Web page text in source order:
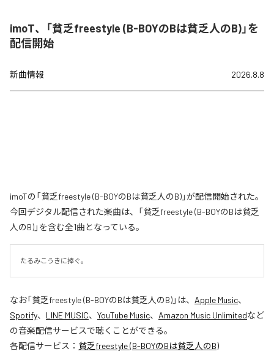
imoT、「貧乏freestyle (B-BOYのBは貧乏人のB)」を
配信開始
新曲情報 2026.8.8
imoTの「貧乏freestyle (B-BOYのBは貧乏人のB)」が配信開始された。
今回デジタル配信された楽曲は、「貧乏freestyle (B-BOYのBは貧乏
人のB)」を含む全1曲となっている。
たるみこうきに捧ぐ。
なお「貧乏freestyle (B-BOYのBは貧乏人のB)」は、 Apple Music、
Spotify、 LINE MUSIC、 YouTube Music、 Amazon Music Unlimitedなど
の音楽配信サービスで聴くことができる。
各配信サービス： 貧乏freestyle (B-BOYのBは貧乏人のB)